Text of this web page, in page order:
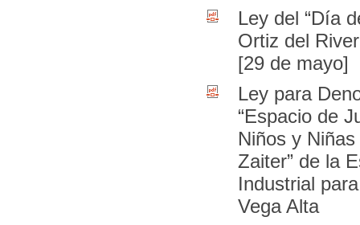
Ley del “Día
Ortiz del
[29 de mayo]
Ley para
“Espacio de
Niños y
Zaiter” de la
Industrial
Vega Alta